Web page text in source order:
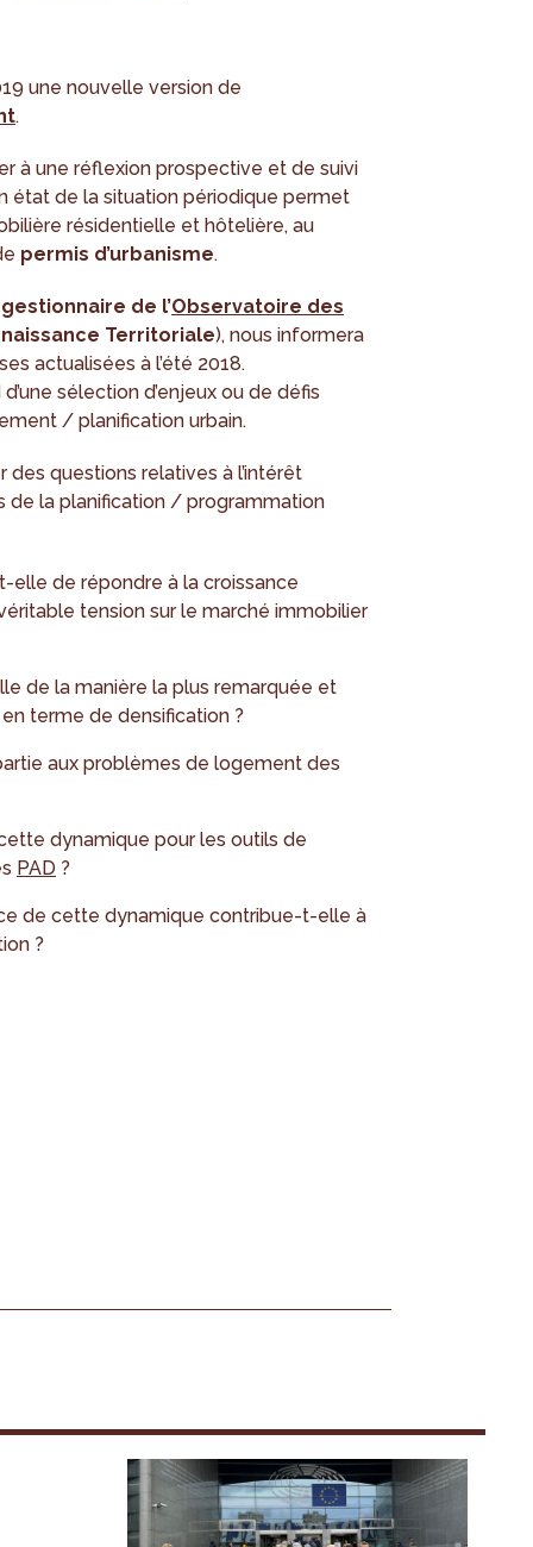
une nouvelle version de
.
à une réflexion prospective et de suivi
état de la situation périodique permet
résidentielle et hôtelière, au
permis d’urbanisme.
gestionnaire de l’Observatoire des
Territoriale), nous informera
actualisées à l’été 2018.
sélection d’enjeux ou de défis
/ planification urbain.
des questions relatives à l’intérêt
de la planification / programmation
de répondre à la croissance
tension sur le marché immobilier
de la manière la plus remarquée et
terme de densification ?
aux problèmes de logement des
dynamique pour les outils de
PAD ?
de cette dynamique contribue-t-elle à
?